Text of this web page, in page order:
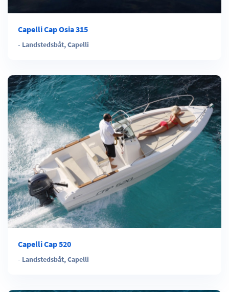
Capelli Cap Osia 315
- Landstedsbåt,Capelli
Capelli Cap 520
- Landstedsbåt,Capelli